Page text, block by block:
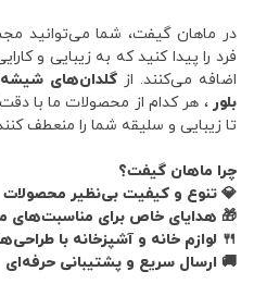
در ماهان گیفت، شما می‌توانید
فرد را پیدا کنید که به زیبایی و
اضافه می‌کنند. از گلدان‌های
بلور، هر کدام از محصولات ما با
تا زیبایی و سلیقه شما را منعطف
چرا ماهان گیفت؟
💎 تنوع و کیفیت بی‌نظیر محصولات
🎁 هدایای خاص برای مناسبت‌های
🍴 لوازم خانه و آشپزخانه با
🚚 ارسال سریع و پشتیبانی حرفه‌ای